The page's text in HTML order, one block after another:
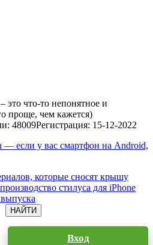
это что-то непонятное и
проще, чем кажется)
48009Регистрация: 15-12-2022
— если у вас смартфон на Android,
которые сносят крышу
стилуса для iPhone
НАЙТИ
Вход